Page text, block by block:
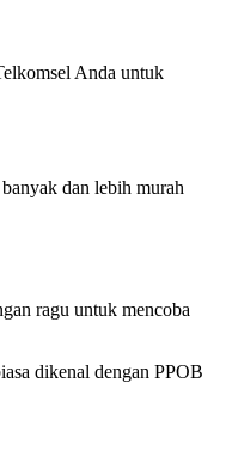
Anda untuk
dan lebih murah
ragu untuk mencoba
dikenal dengan PPOB